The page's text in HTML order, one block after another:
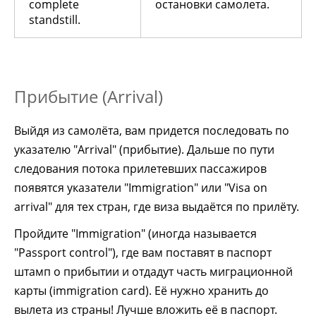
complete
standstill.
остановки самолета.
Прибытие (Arrival)
Выйдя из самолёта, вам придется последовать по
указателю "Arrival" (прибытие). Дальше по пути
следования потока прилетевших пассажиров
появятся указатели "Immigration" или "Visa on
arrival" для тех стран, где виза выдаётся по прилёту.
Пройдите "Immigration" (иногда называется
"Passport control"), где вам поставят в паспорт
штамп о прибытии и отдадут часть миграционной
карты (immigration card). Её нужно хранить до
вылета из страны! Лучше вложить её в паспорт.